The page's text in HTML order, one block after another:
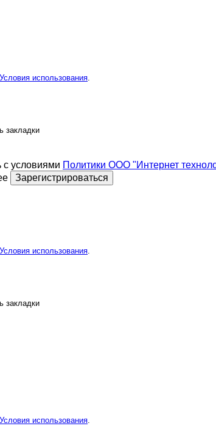
Условия использования.
закладки
с условиями Политики ООО "Интернет
Зарегистрироваться
Условия использования.
закладки
Условия использования.